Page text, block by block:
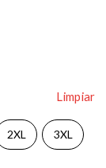
2XL 3XL
Limpiar